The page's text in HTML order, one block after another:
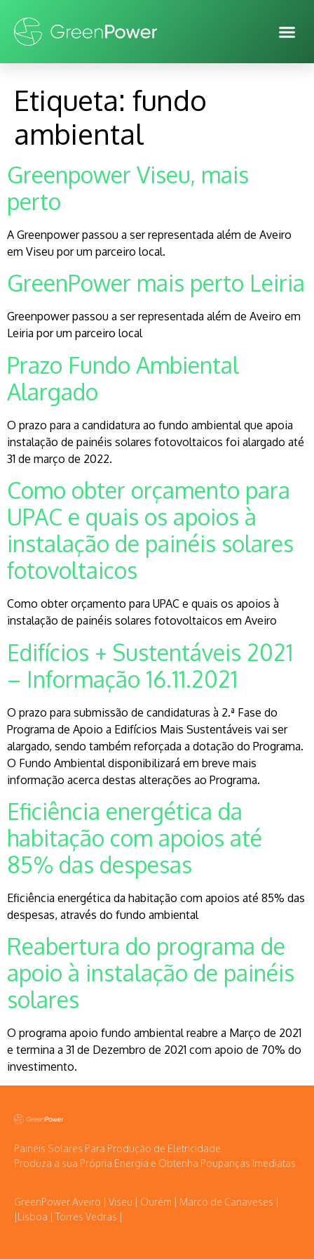
Etiqueta: fundo
ambiental
Greenpower Viseu, mais
perto
A Greenpower passou a ser representada além de Aveiro
em Viseu por um parceiro local.
GreenPower mais perto Leiria
Greenpower passou a ser representada além de Aveiro em
Leiria por um parceiro local
Prazo Fundo Ambiental
Alargado
O prazo para a candidatura ao fundo ambiental que apoia
instalação de painéis solares fotovoltaicos foi alargado até
31 de março de 2022.
Como obter orçamento para
UPAC e quais os apoios à
instalação de painéis solares
fotovoltaicos
Como obter orçamento para UPAC e quais os apoios à
instalação de painéis solares fotovoltaicos em Aveiro
Edifícios + Sustentáveis 2021
– Informação 16.11.2021
O prazo para submissão de candidaturas à 2.ª Fase do
Programa de Apoio a Edifícios Mais Sustentáveis vai ser
alargado, sendo também reforçada a dotação do Programa.
O Fundo Ambiental disponibilizará em breve mais
informação acerca destas alterações ao Programa.
Eficiência energética da
habitação com apoios até
85% das despesas
Eficiência energética da habitação com apoios até 85% das
despesas, através do fundo ambiental
Reabertura do programa de
apoio à instalação de painéis
solares
O programa apoio fundo ambiental reabre a Março de 2021
e termina a 31 de Dezembro de 2021 com apoio de 70% do
investimento.
Painéis Solares Para Produção de Eletricidade.
Produza a sua Própria Energia e Obtenha Poupanças Imediatas
GreenPower Aveiro | Viseu | Ourém | Marco de Canaveses |
|Lisboa | Torres Vedras |